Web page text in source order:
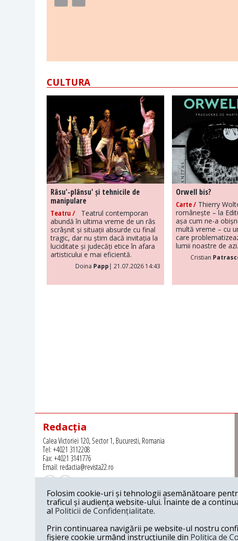
CULTURA
Râsu'-plânsu' și tehnicile de
manipulare
Teatru / Teatrul contemporan
abundă în ultima vreme de un râs
scrâșnit și situații absurde cu final
tragic, dar nu știm dacă invitația la
luciditate și judecăți etice în afara
artisticului e mai eficientă.
Doina Papp | 21.07.2026 14:43
Orwell bis?
Carte /Thierry
românește – la
așa cum ne-a
multă vreme – cu
care
lumii noastre de azi.
Cristian
Redacția
Calea Victoriei 120, Sector 1, Bucuresti, Romania
Tel: +4021 3112208
Fax: +4021 3141776
Email: redactia@revista22.ro
Revista 22 este editata de
Folosim cookie-uri și tehnologii asemănătoare
traficul și audiența website-ului. Înainte de a
al Politicii de Confidențialitate.
Prin continuarea navigării pe website-ul nostru
fișiere cookie urmând instrucțiunile din Politica de